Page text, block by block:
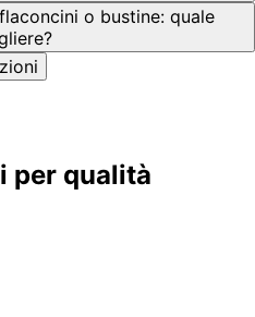
o bustine: quale
per qualità